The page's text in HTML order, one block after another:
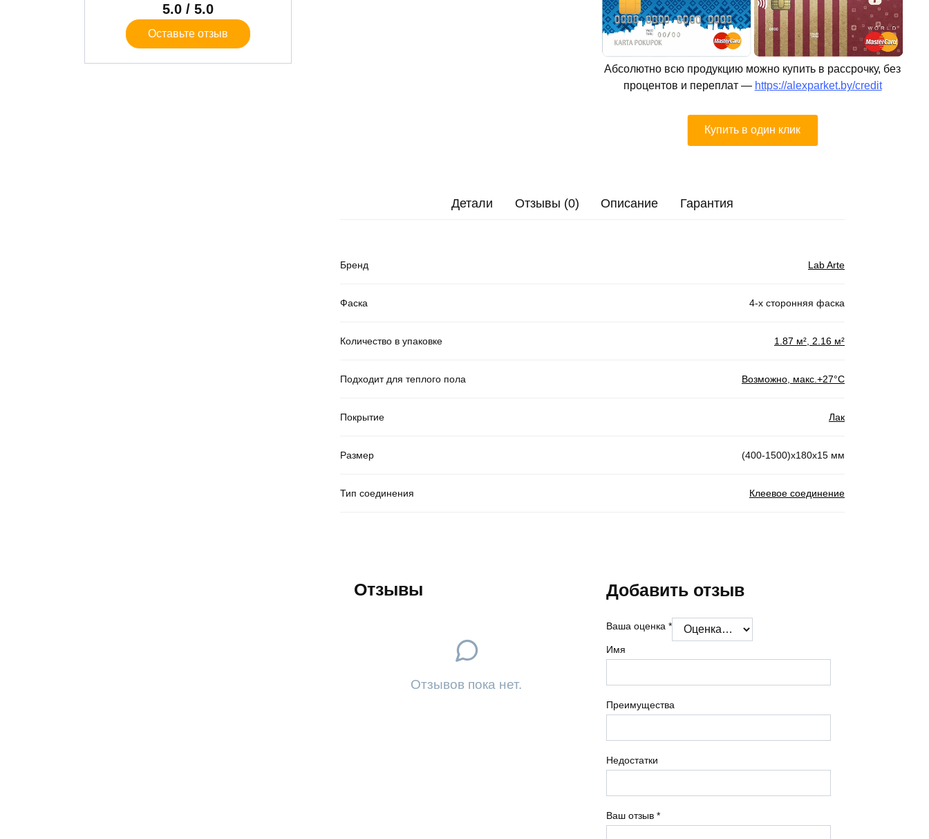
Абсолютно всю продукцию можно купить в рассрочку, без
процентов и переплат — https://alexparket.by/credit
Купить в один клик
Детали Отзывы (0) Описание Гарантия
Бренд Lab Arte
Фаска 4-х сторонняя фаска
Количество в упаковке 1.87 м², 2.16 м²
Подходит для теплого пола Возможно, макс.+27°С
Покрытие Лак
Размер (400-1500)х180х15 мм
Тип соединения Клеевое соединение
Отзывы
Отзывов пока нет.
Добавить отзыв
Ваша оценка *
Ваш отзыв *
Имя
Преимущества
Недостатки
5.0 / 5.0
Оставьте отзыв